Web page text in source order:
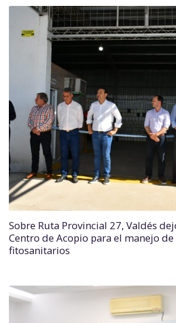
Sobre Ruta Provincial 27, Valdés
Centro de Acopio para el manejo de
fitosanitarios